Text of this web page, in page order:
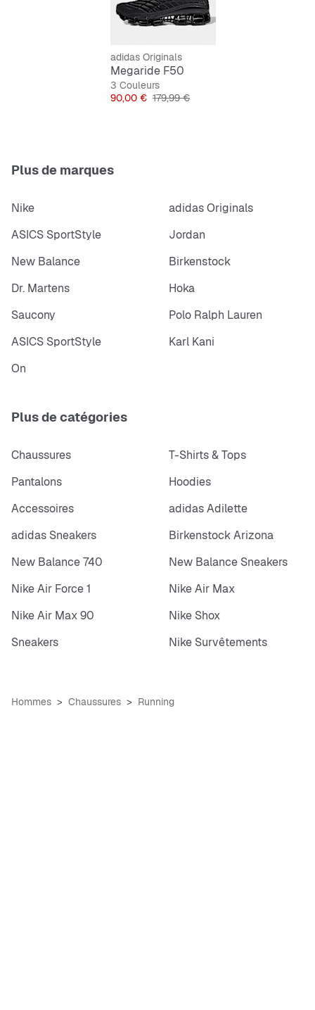
Coupe standard
Semelle de propreté en textile
Semelle extérieure en caoutchouc
Construction COLD CEMENT
adidas Originals
Megaride F50
3 Couleurs
Prix
90,00 € Prix original
179,99 €
Plus de marques
Nike
adidas Originals
ASICS SportStyle
Jordan
New Balance
Birkenstock
Dr. Martens
Hoka
Saucony
Polo Ralph Lauren
ASICS SportStyle
Karl Kani
On
Plus de catégories
Chaussures
T-Shirts & Tops
Pantalons
Hoodies
Accessoires
adidas Adilette
adidas Sneakers
Birkenstock Arizona
New Balance 740
New Balance Sneakers
Nike Air Force 1
Nike Air Max
Nike Air Max 90
Nike Shox
Sneakers
Nike Survêtements
Hommes Chaussures Running